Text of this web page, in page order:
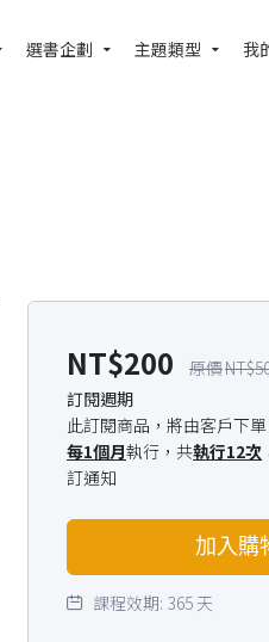
選書企劃 主題類型 我
NT$200 NT$
訂閱週期
此訂閱商品，將由客戶下
每1個月執行，共執行12次
訂通知
加入購
課程效期: 365 天